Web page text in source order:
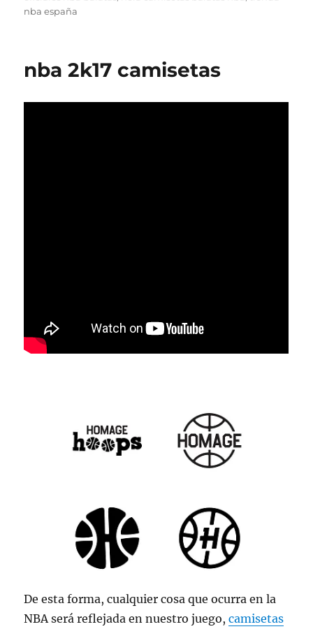
nba españa
nba 2k17 camisetas
De esta forma, cualquier cosa que ocurra en la
NBA será reflejada en nuestro juego,camisetas